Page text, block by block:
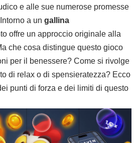
e alle sue numerose promesse
a un gallina
offre un approccio originale alla
che cosa distingue questo gioco
per il benessere? Come si rivolge
di relax o di spensieratezza? Ecco
punti di forza e dei limiti di questo